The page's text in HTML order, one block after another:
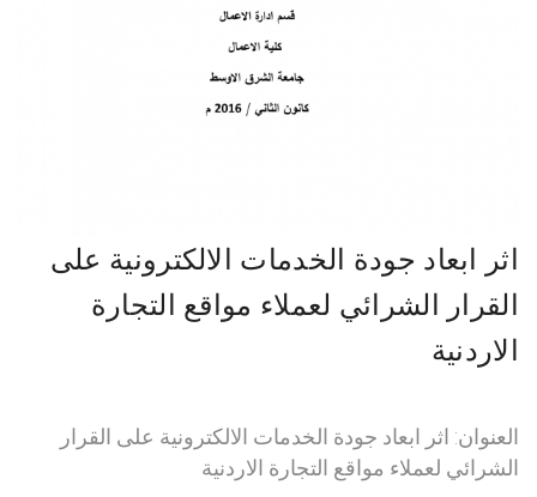
اثر ابعاد جودة الخدمات الالكترونية على
القرار الشرائي لعملاء مواقع التجارة
الاردنية
العنوان: اثر ابعاد جودة الخدمات الالكترونية على القرار
الشرائي لعملاء مواقع التجارة الاردنية